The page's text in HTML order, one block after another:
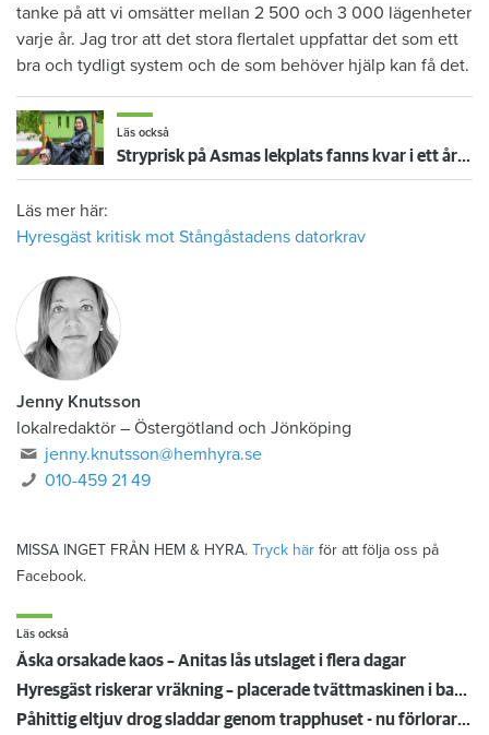
tanke på att vi omsätter mellan 2 500 och 3 000 lägenheter
varje år. Jag tror att det stora flertalet uppfattar det som ett
bra och tydligt system och de som behöver hjälp kan få det.
Läs också
Stryprisk på Asmas lekplats fanns kvar i ett år – trots besiktningsmannens larm
Läs mer här:
Hyresgäst kritisk mot Stångåstadens datorkrav
Jenny Knutsson
lokalredaktör – Östergötland och Jönköping
jenny.knutsson@hemhyra.se
010-459 21 49
MISSA INGET FRÅN HEM & HYRA. Tryck här för att följa oss på
Facebook.
Läs också
Åska orsakade kaos – Anitas lås utslaget i flera dagar
Hyresgäst riskerar vräkning – placerade tvättmaskinen i badkaret
Påhittig eltjuv drog sladdar genom trapphuset - nu förlorar han lägenheten